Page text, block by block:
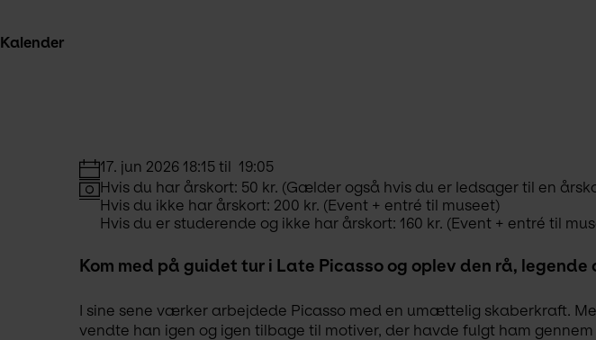
Kalender
17. jun 2026 18:15 til  19:05
Hvis du har årskort: 50 kr. (Gælder også hvis du er ledsager til en
Hvis du ikke har årskort: 200 kr. (Event + entré til museet)
Hvis du er studerende og ikke har årskort: 160 kr. (Event + entré til
Kom med på guidet tur i Late Picasso og oplev den rå,
I sine sene værker arbejdede Picasso med en umættelig skaberkraft.
vendte han igen og igen tilbage til motiver, der havde fulgt ham